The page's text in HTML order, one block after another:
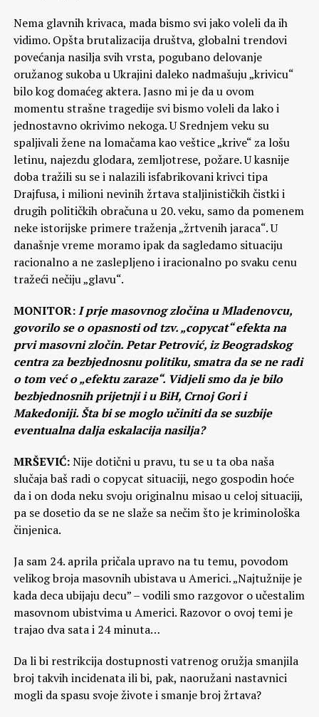
Nema glavnih krivaca, mada bismo svi jako voleli da ih
vidimo. Opšta brutalizacija društva, globalni trendovi
povećanja nasilja svih vrsta, pogubano delovanje
oružanog sukoba u Ukrajini daleko nadmašuju „krivicu“
bilo kog domaćeg aktera. Jasno mi je da u ovom
momentu strašne tragedije svi bismo voleli da lako i
jednostavno okrivimo nekoga. U Srednjem veku su
spaljivali žene na lomačama kao veštice „krive“ za lošu
letinu, najezdu glodara, zemljotrese, požare. U kasnije
doba tražili su se i nalazili isfabrikovani krivci tipa
Drajfusa, i milioni nevinih žrtava staljinističkih čistki i
drugih političkih obračuna u 20. veku, samo da pomenem
neke istorijske primere traženja „žrtvenih jaraca“. U
današnje vreme moramo ipak da sagledamo situaciju
racionalno a ne zaslepljeno i iracionalno po svaku cenu
tražeći nečiju „glavu“.
MONITOR:I prje masovnog zločina u Mladenovcu,
govorilo se o opasnosti od tzv. „copycat“ efekta na
prvi masovni zločin. Petar Petrović, iz Beogradskog
centra za bezbjednosnu politiku, smatra da se ne radi
o tom već o „efektu zaraze“. Vidjeli smo da je bilo
bezbjednosnih prijetnji i u BiH, Crnoj Gori i
Makedoniji. Šta bi se moglo učiniti da se suzbije
eventualna dalja eskalacija nasilja?
MRŠEVIĆ:Nije dotični u pravu, tu se u ta oba naša
slučaja baš radi o copycat situaciji, nego gospodin hoće
da i on doda neku svoju originalnu misao u celoj situaciji,
pa se dosetio da se ne slaže sa nečim što je kriminološka
činjenica.
Ja sam 24. aprila pričala upravo na tu temu, povodom
velikog broja masovnih ubistava u Americi. „Najtužnije je
kada deca ubijaju decu” – vodili smo razgovor o učestalim
masovnom ubistvima u Americi. Razovor o ovoj temi je
trajao dva sata i 24 minuta…
Da li bi restrikcija dostupnosti vatrenog oružja smanjila
broj takvih incidenata ili bi, pak, naoružani nastavnici
mogli da spasu svoje živote i smanje broj žrtava?